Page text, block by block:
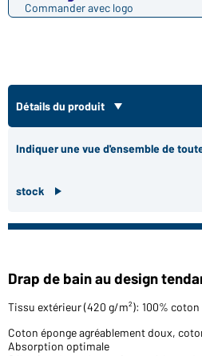
Commander avec logo
Détails du produit
Indiquer une vue d'ensemble de
stock
Drap de bain au design
Tissu extérieur (420 g/m²): 100% coton
Coton éponge agréablement doux,
Absorption optimale